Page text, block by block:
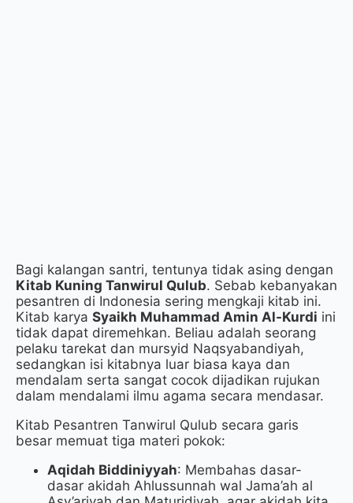
Bagi kalangan santri, tentunya tidak asing dengan
Kitab Kuning Tanwirul Qulub. Sebab kebanyakan
pesantren di Indonesia sering mengkaji kitab ini.
Kitab karya Syaikh Muhammad Amin Al-Kurdi ini
tidak dapat diremehkan. Beliau adalah seorang
pelaku tarekat dan mursyid Naqsyabandiyah,
sedangkan isi kitabnya luar biasa kaya dan
mendalam serta sangat cocok dijadikan rujukan
dalam mendalami ilmu agama secara mendasar.
Kitab Pesantren Tanwirul Qulub secara garis
besar memuat tiga materi pokok:
Aqidah Biddiniyyah: Membahas dasar-
dasar akidah Ahlussunnah wal Jama’ah al